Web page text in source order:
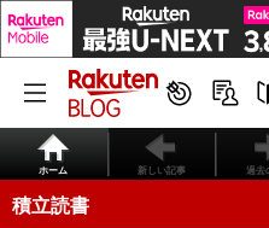
ホーム 新しい記事 過去
積立読書